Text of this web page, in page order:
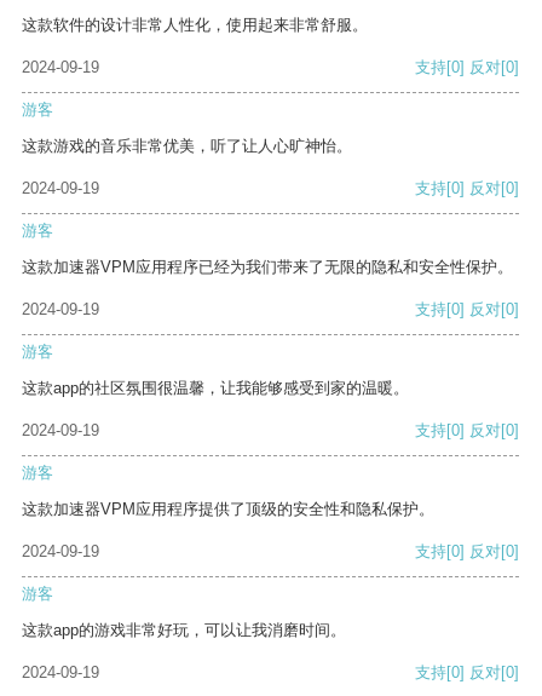
这款软件的设计非常人性化，使用起来非常舒服。
2024-09-19 支持[0] 反对[0]
游客
这款游戏的音乐非常优美，听了让人心旷神怡。
2024-09-19 支持[0] 反对[0]
游客
这款加速器VPM应用程序已经为我们带来了无限的隐私和安全性保护。
2024-09-19 支持[0] 反对[0]
游客
这款app的社区氛围很温馨，让我能够感受到家的温暖。
2024-09-19 支持[0] 反对[0]
游客
这款加速器VPM应用程序提供了顶级的安全性和隐私保护。
2024-09-19 支持[0] 反对[0]
游客
这款app的游戏非常好玩，可以让我消磨时间。
2024-09-19 支持[0] 反对[0]